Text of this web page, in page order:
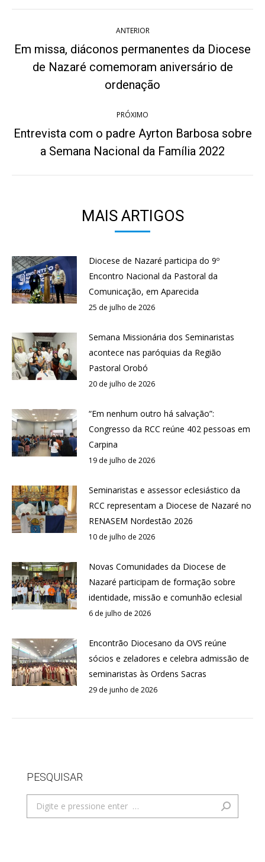
de
post:
ANTERIOR
Post
anterior:
Em missa, diáconos permanentes da Diocese
de Nazaré comemoram aniversário de
ordenação
PRÓXIMO
Próximo
post:
Entrevista com o padre Ayrton Barbosa sobre
a Semana Nacional da Família 2022
MAIS ARTIGOS
Diocese de Nazaré participa do 9º
Encontro Nacional da Pastoral da
Comunicação, em Aparecida
25 de julho de 2026
Semana Missionária dos Seminaristas
acontece nas paróquias da Região
Pastoral Orobó
20 de julho de 2026
“Em nenhum outro há salvação”:
Congresso da RCC reúne 402 pessoas em
Carpina
19 de julho de 2026
Seminaristas e assessor eclesiástico da
RCC representam a Diocese de Nazaré no
RENASEM Nordestão 2026
10 de julho de 2026
Novas Comunidades da Diocese de
Nazaré participam de formação sobre
identidade, missão e comunhão eclesial
6 de julho de 2026
Encontrão Diocesano da OVS reúne
sócios e zeladores e celebra admissão de
seminaristas às Ordens Sacras
29 de junho de 2026
PESQUISAR
Search: